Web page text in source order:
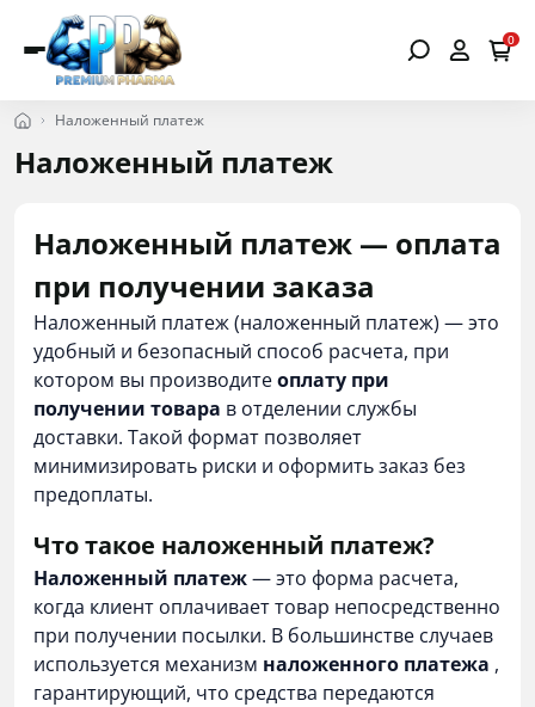
0
Наложенный платеж
Наложенный платеж
Наложенный платеж — оплата
при получении заказа
Наложенный платеж (наложенный платеж) — это
удобный и безопасный способ расчета, при
котором вы производитеоплату при
получении товара в отделении службы
доставки. Такой формат позволяет
минимизировать риски и оформить заказ без
предоплаты.
Что такое наложенный платеж?
Наложенный платеж— это форма расчета,
когда клиент оплачивает товар непосредственно
при получении посылки. В большинстве случаев
используется механизм наложенного платежа ,
гарантирующий, что средства передаются